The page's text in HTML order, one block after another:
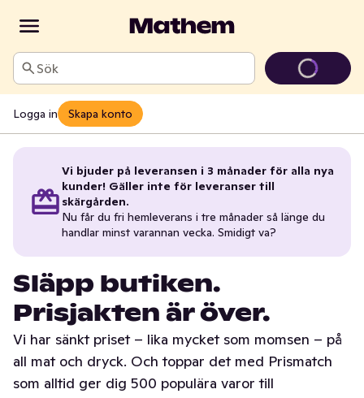
Sök
Logga in Skapa konto
Vi bjuder på leveransen i 3 månader för alla nya
kunder! Gäller inte för leveranser till
skärgården.
Nu får du fri hemleverans i tre månader så länge du
handlar minst varannan vecka. Smidigt va?
Släpp butiken.
Prisjakten är över.
Vi har sänkt priset – lika mycket som momsen – på
all mat och dryck. Och toppar det med Prismatch
som alltid ger dig 500 populära varor till